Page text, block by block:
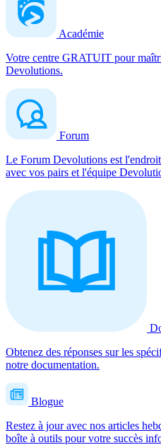
Académie
Votre centre GRATUIT pour
Devolutions.
Forum
Le Forum Devolutions est
avec vos pairs et l'équipe
Obtenez des réponses sur les
notre documentation.
Blogue
Restez à jour avec nos articles
boîte à outils pour votre succès